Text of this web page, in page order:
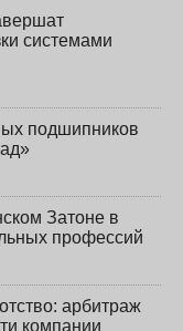
системами
подшипников
Затоне в
профессий
арбитраж
компании